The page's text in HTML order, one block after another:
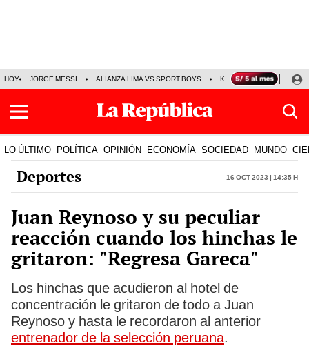
HOY JORGE MESSI ALIANZA LIMA VS SPORT BOYS KENJI FUJIMORI
LO ÚLTIMO POLÍTICA OPINIÓN ECONOMÍA SOCIEDAD MUNDO
Deportes 16 Oct 2023 | 14:35 h
Juan Reynoso y su peculiar
reacción cuando los hinchas le
gritaron: "Regresa Gareca"
Los hinchas que acudieron al hotel de
concentración le gritaron de todo a Juan
Reynoso y hasta le recordaron al anterior
entrenador de la selección peruana.